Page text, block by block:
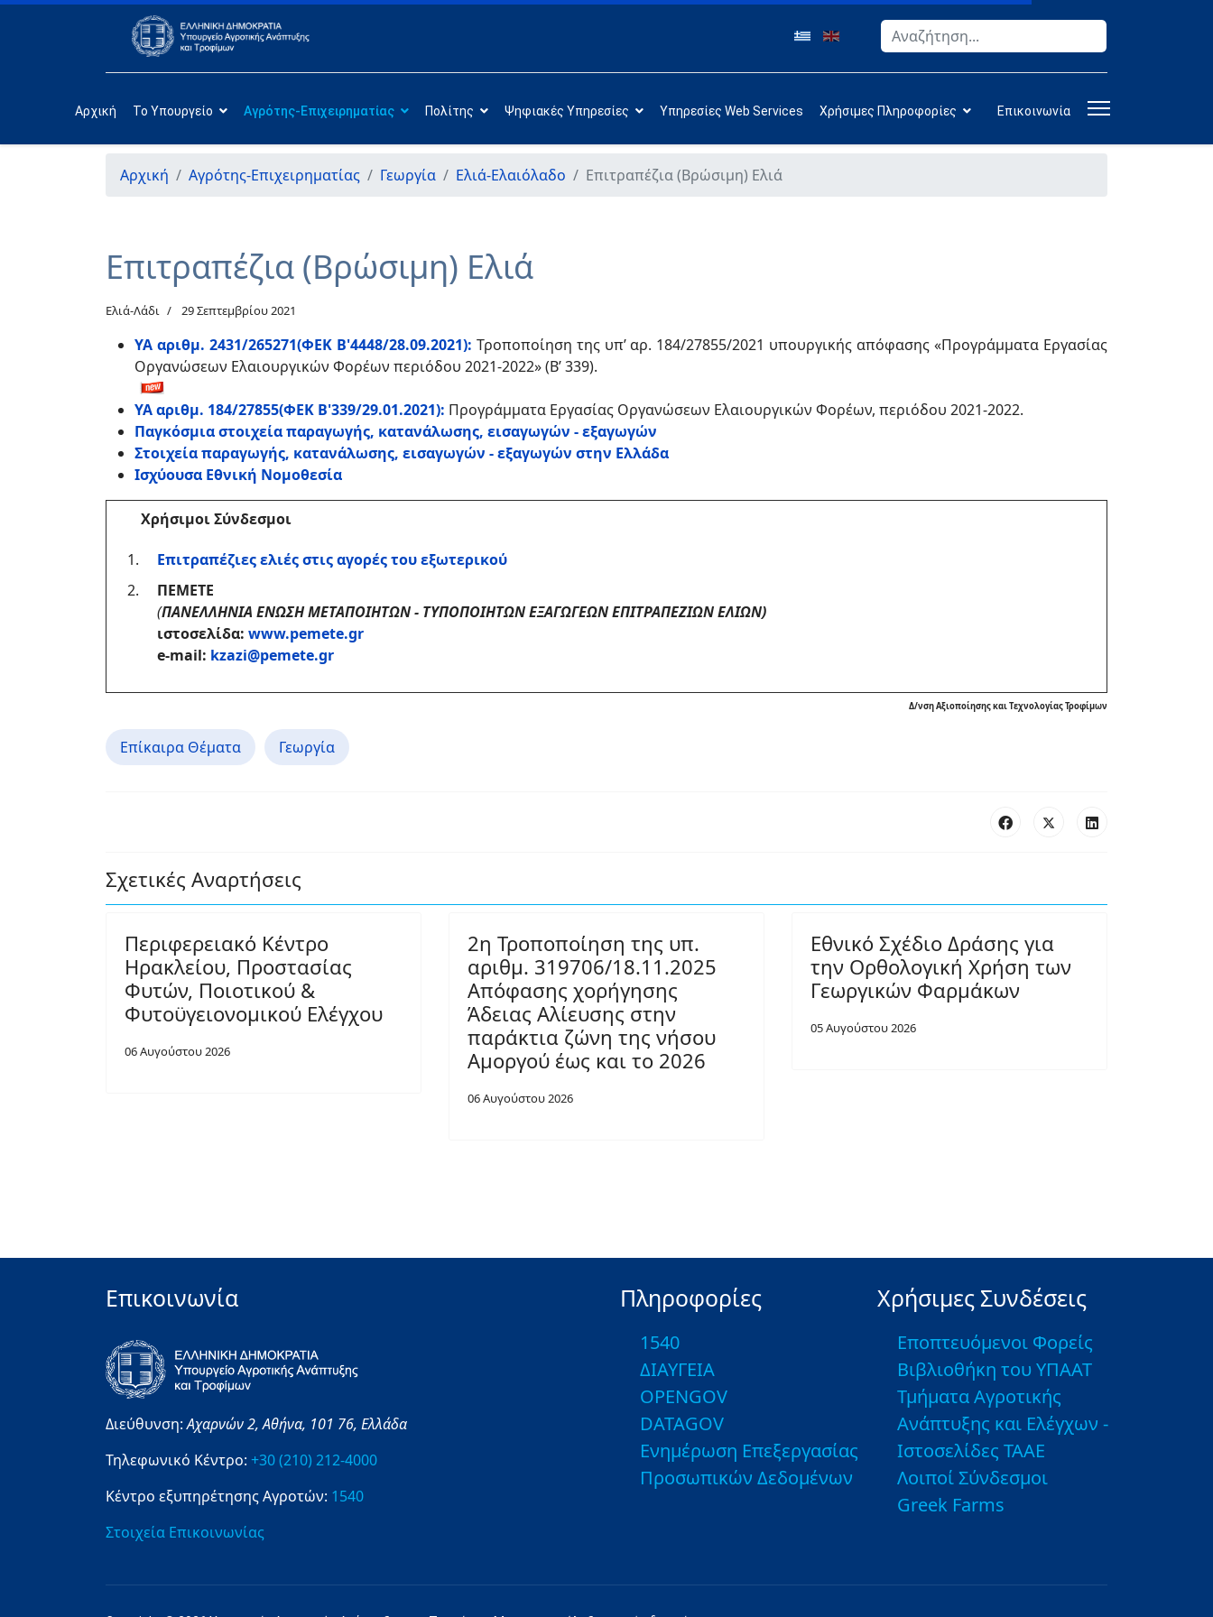
Αναζήτηση
Αρχική Το Υπουργείο Αγρότης-Επιχειρηματίας Πολίτης Ψηφιακές Υπηρεσίες Υπηρεσίες Web Services Χρήσιμες Πληροφορίες Επικοινωνία
Αρχική Αγρότης-Επιχειρηματίας Γεωργία Ελιά-Ελαιόλαδο Επιτραπέζια (Βρώσιμη) Ελιά
Επιτραπέζια (Βρώσιμη) Ελιά
Ελιά-Λάδι 29 Σεπτεμβρίου 2021
ΥΑ αριθμ. 2431/265271(ΦΕΚ Β'4448/28.09.2021): Τροποποίηση της υπ’ αρ. 184/27855/2021 υπουργικής απόφασης «Προγράμματα Εργασίας
Οργανώσεων Ελαιουργικών Φορέων περιόδου 2021-2022» (Β’ 339).
ΥΑ αριθμ. 184/27855(ΦΕΚ Β'339/29.01.2021): Προγράμματα Εργασίας Οργανώσεων Ελαιουργικών Φορέων, περιόδου 2021-2022.
Παγκόσμια στοιχεία παραγωγής, κατανάλωσης, εισαγωγών - εξαγωγών
Στοιχεία παραγωγής, κατανάλωσης, εισαγωγών - εξαγωγών στην Ελλάδα
Ισχύουσα Εθνική Νομοθεσία
Χρήσιμοι Σύνδεσμοι
Επιτραπέζιες ελιές στις αγορές του εξωτερικού
ΠΕΜΕΤΕ
(ΠΑΝΕΛΛΗΝΙΑ ΕΝΩΣΗ ΜΕΤΑΠΟΙΗΤΩΝ - ΤΥΠΟΠΟΙΗΤΩΝ ΕΞΑΓΩΓΕΩΝ ΕΠΙΤΡΑΠΕΖΙΩΝ ΕΛΙΩΝ)
ιστοσελίδα: www.pemete.gr
e-mail: kzazi@pemete.gr
Δ/νση Αξιοποίησης και Τεχνολογίας Τροφίμων
Επίκαιρα Θέματα Γεωργία
Σχετικές Αναρτήσεις
Περιφερειακό Κέντρο
Ηρακλείου, Προστασίας
Φυτών, Ποιοτικού &
Φυτοϋγειονομικού Ελέγχου
06 Αυγούστου 2026
2η Τροποποίηση της υπ.
αριθμ. 319706/18.11.2025
Απόφασης χορήγησης
Άδειας Αλίευσης στην
παράκτια ζώνη της νήσου
Αμοργού έως και το 2026
06 Αυγούστου 2026
Εθνικό Σχέδιο Δράσης για
την Ορθολογική Χρήση των
Γεωργικών Φαρμάκων
05 Αυγούστου 2026
Επικοινωνία
Διεύθυνση:Αχαρνών 2,Αθήνα, 101 76, Ελλάδα
Τηλεφωνικό Κέντρο: +30 (210) 212-4000
Κέντρο εξυπηρέτησης Αγροτών: 1540
Στοιχεία Επικοινωνίας
Πληροφορίες
1540
ΔΙΑΥΓΕΙΑ
OPENGOV
DATAGOV
Ενημέρωση Επεξεργασίας
Προσωπικών Δεδομένων
Χρήσιμες Συνδέσεις
Εποπτευόμενοι Φορείς
Βιβλιοθήκη του ΥΠΑΑΤ
Τμήματα Αγροτικής
Ανάπτυξης και Ελέγχων -
Ιστοσελίδες ΤΑΑΕ
Λοιποί Σύνδεσμοι
Greek Farms